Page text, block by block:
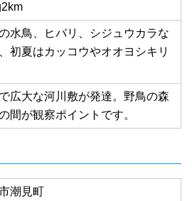
水鳥、ヒバリ、シジュウカラな
初夏はカッコウやオオヨシキリ
広大な河川敷が発達。野鳥の森
間が観察ポイントです。
潮見町